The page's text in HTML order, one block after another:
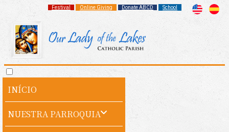
Festival Online Giving Donate ABCD School
INÍCIO
NUESTRA PARROQUIA